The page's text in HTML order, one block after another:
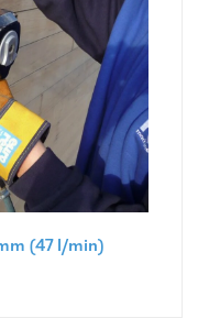
(47 l/min)